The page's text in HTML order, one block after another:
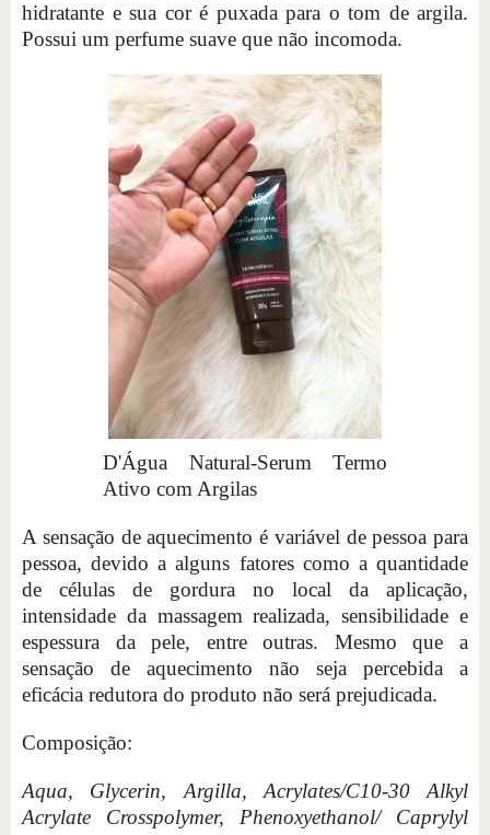
hidratante e sua cor é puxada para o tom de argila.
Possui um perfume suave que não incomoda.
D'Água Natural-Serum Termo
Ativo com Argilas
A sensação de aquecimento é variável de pessoa para
pessoa, devido a alguns fatores como a quantidade
de células de gordura no local da aplicação,
intensidade da massagem realizada, sensibilidade e
espessura da pele, entre outras. Mesmo que a
sensação de aquecimento não seja percebida a
eficácia redutora do produto não será prejudicada.
Composição:
Aqua, Glycerin, Argilla, Acrylates/C10-30 Alkyl
Acrylate Crosspolymer, Phenoxyethanol/ Caprylyl